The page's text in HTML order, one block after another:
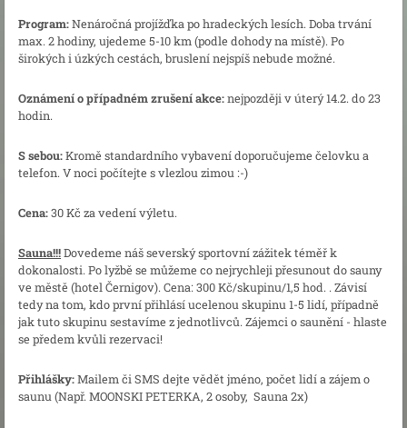
Program:Nenáročná projížďka po hradeckých lesích. Doba trvání
max. 2 hodiny, ujedeme 5-10 km (podle dohody na místě). Po
širokých i úzkých cestách, bruslení nejspíš nebude možné.
Oznámení o případném zrušení akce:nejpozději v úterý 14.2. do 23
hodin.
S sebou:Kromě standardního vybavení doporučujeme čelovku a
telefon. V noci počítejte s vlezlou zimou :-)
Cena:30 Kč za vedení výletu.
Sauna!!!Dovedeme náš severský sportovní zážitek téměř k
dokonalosti. Po lyžbě se můžeme co nejrychleji přesunout do sauny
ve městě (hotel Černigov). Cena: 300 Kč/skupinu/1,5 hod. . Závisí
tedy na tom, kdo první přihlásí ucelenou skupinu 1-5 lidí, případně
jak tuto skupinu sestavíme z jednotlivců. Zájemci o saunění - hlaste
se předem kvůli rezervaci!
Přihlášky:Mailem či SMS dejte vědět jméno, počet lidí a zájem o
saunu (Např. MOONSKI PETERKA, 2 osoby, Sauna 2x)